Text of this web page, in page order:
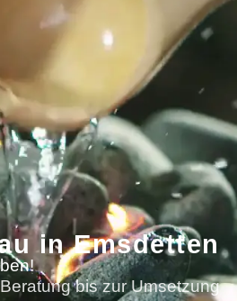
in Emsdetten
bis zur Umsetzung